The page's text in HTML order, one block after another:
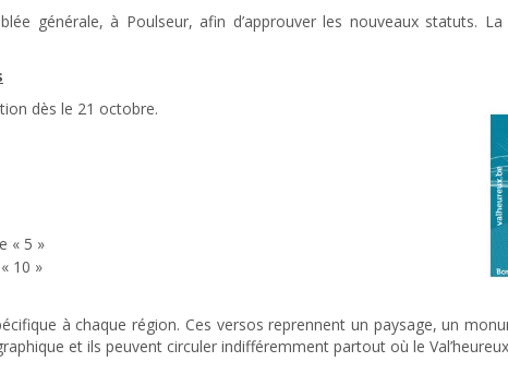
générale, à Poulseur, afin d’approuver les nouveaux statuts.
dès le 21 octobre.
« 5 »
10 »
à chaque région. Ces versos reprennent un paysage, un
et ils peuvent circuler indifféremment partout où le